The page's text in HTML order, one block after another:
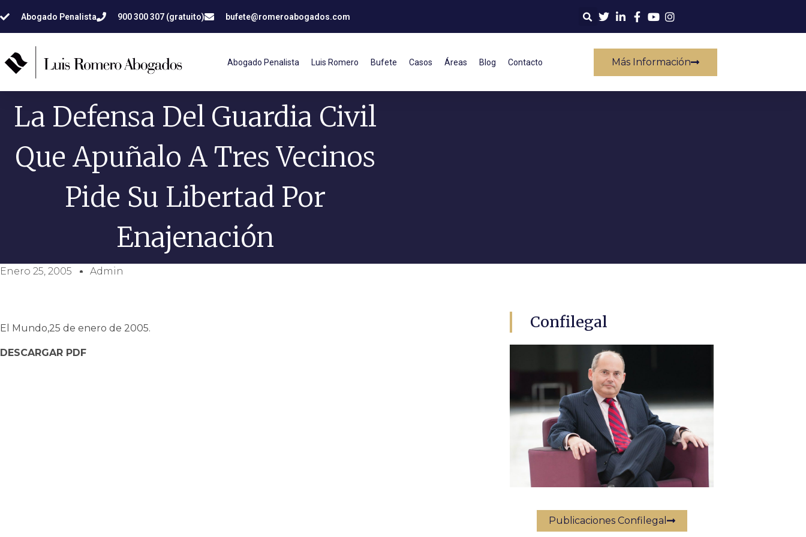
Abogado Penalista 900 300 307 (gratuito) bufete@romeroabogados.com
Abogado Penalista Luis Romero Bufete Casos Áreas Blog Contacto Más Información
La Defensa Del Guardia Civil
Que Apuñalo A Tres Vecinos
Pide Su Libertad Por
Enajenación
Enero 25, 2005 Admin
El Mundo,25 de enero de 2005.
DESCARGAR PDF
Confilegal
Publicaciones Confilegal